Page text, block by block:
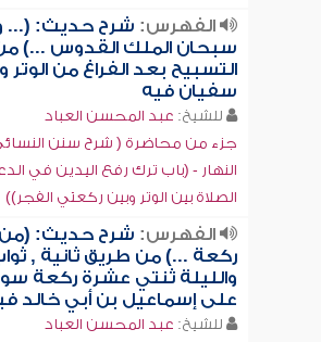
الفهرس: شرح حديث: (...
سبحان الملك القدوس ...)
التسبيح بعد الفراغ من الوتر
سفيان فيه
للشيخ: عبد المحسن العباد
جزء من محاضرة ( شرح سنن
النهار - (باب ترك رفع اليدين في
الصلاة بين الوتر وبين ركعتي الفجر))
الفهرس: شرح حديث: (من
ركعة ...) من طريق ثانية ,
والليلة ثنتي عشرة ركعة
على إسماعيل بن أبي خالد
للشيخ: عبد المحسن العباد